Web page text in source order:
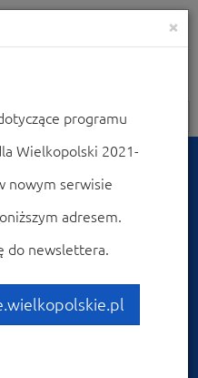
Nawigacja
-
×
programu
Wielkopolski 2021-
nowym serwisie
adresem.
do newslettera.